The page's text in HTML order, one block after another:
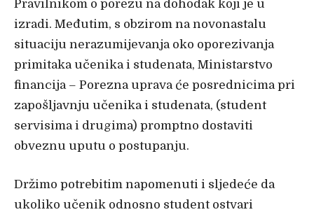
Pravilnikom o porezu na dohodak koji je u
izradi. Međutim, s obzirom na novonastalu
situaciju nerazumijevanja oko oporezivanja
primitaka učenika i studenata, Ministarstvo
financija – Porezna uprava će posrednicima pri
zapošljavnju učenika i studenata, (student
servisima i drugima) promptno dostaviti
obveznu uputu o postupanju.
Držimo potrebitim napomenuti i sljedeće da
ukoliko učenik odnosno student ostvari